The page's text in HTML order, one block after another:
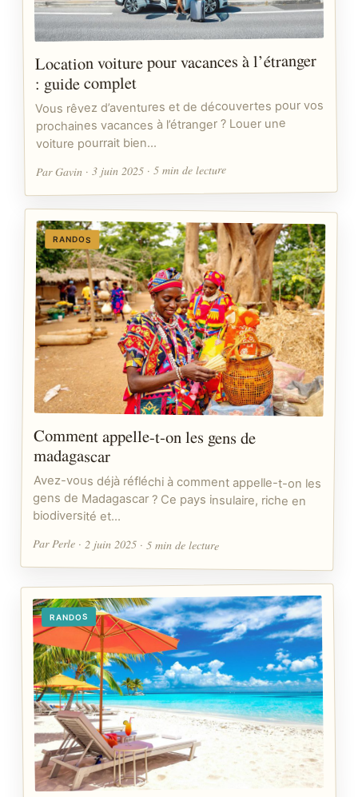
Location voiture pour vacances à l’étranger
: guide complet
Vous rêvez d’aventures et de découvertes pour vos
prochaines vacances à l’étranger ? Louer une
voiture pourrait bien…
Par Gavin · 3 juin 2025 · 5 min de lecture
RANDOS
Comment appelle-t-on les gens de
madagascar
Avez-vous déjà réfléchi à comment appelle-t-on les
gens de Madagascar ? Ce pays insulaire, riche en
biodiversité et…
Par Perle · 2 juin 2025 · 5 min de lecture
RANDOS